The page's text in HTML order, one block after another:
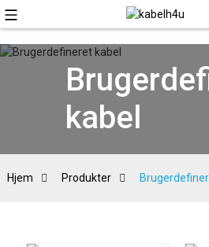
kabel
Hjem Produkter